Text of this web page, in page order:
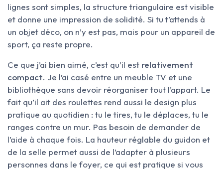
lignes sont simples, la structure triangulaire est visible
et donne une impression de solidité. Si tu t’attends à
un objet déco, on n’y est pas, mais pour un appareil de
sport, ça reste propre.
Ce que j’ai bien aimé, c’est qu’il est relativement
compact. Je l’ai casé entre un meuble TV et une
bibliothèque sans devoir réorganiser tout l’appart. Le
fait qu’il ait des roulettes rend aussi le design plus
pratique au quotidien : tu le tires, tu le déplaces, tu le
ranges contre un mur. Pas besoin de demander de
l’aide à chaque fois. La hauteur réglable du guidon et
de la selle permet aussi de l’adapter à plusieurs
personnes dans le foyer, ce qui est pratique si vous